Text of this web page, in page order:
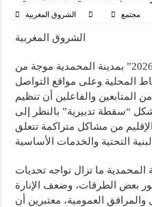
الشروق المغربية مجتمع
الشروق المغربية
أثار تنظيم “مهرجان الزهور 2026” بمدينة المحمدية موجة من
المحلية وعلى مواقع التواصل
المتابعين والفاعلين أن تنظيم
“سقطة تدبيرية” بالنظر إلى
من مشاكل متراكمة تتعلق
المحمدية ما تزال تواجه تحديات
بعض الطرقات، وضعف الإنارة
والمرافق العمومية، معتبرين أن